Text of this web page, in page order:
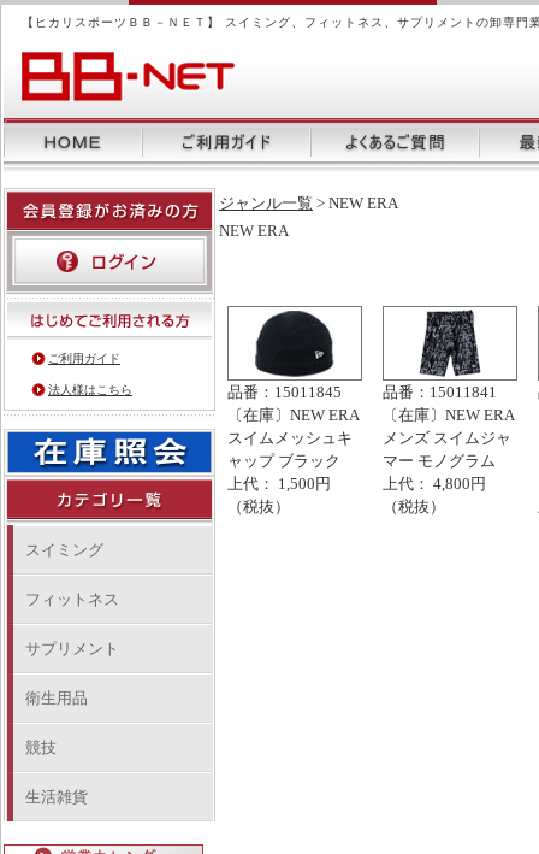
【ヒカリスポーツＢＢ－ＮＥＴ】 スイミング、フィットネス、サプリメントの卸専門
ご利用ガイド
法人様はこちら
スイミング
フィットネス
サプリメント
衛生用品
競技
生活雑貨
ジャンル一覧 > NEW ERA
NEW ERA
品番：15011845
〔在庫〕NEW ERA
スイムメッシュキ
ャップ ブラック
上代： 1,500円
（税抜）
品番：15011841
〔在庫〕NEW ERA
メンズ スイムジャ
マー モノグラム
上代： 4,800円
（税抜）